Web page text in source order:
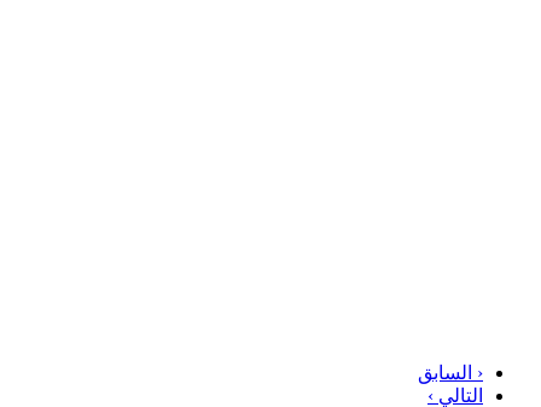
‹ السابق
التالي ›